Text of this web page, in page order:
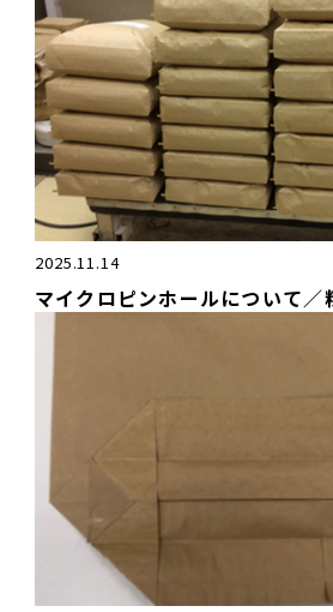
2025.11.14
マイクロピンホールについて／